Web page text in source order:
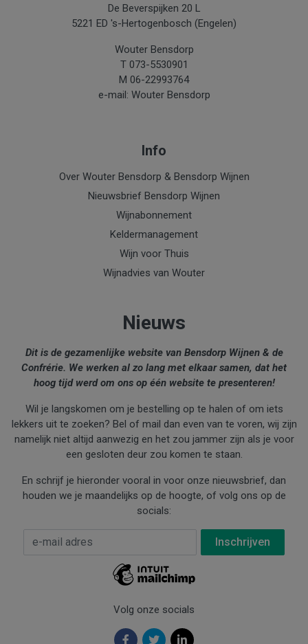
De Beverspijken 20 L
5221 ED 's-Hertogenbosch (Engelen)
Wouter Bensdorp
T 073-5530901
M 06-22993764
e-mail: Wouter Bensdorp
Info
Over Wouter Bensdorp & Bensdorp Wijnen
Nieuwsbrief Bensdorp Wijnen
Wijnabonnement
Keldermanagement
Wijn voor Thuis
Wijnadvies van Wouter
Nieuws
Dit is de gezamenlijke website van Bensdorp Wijnen & de
Confrérie. We werken al zo lang met elkaar samen, dat het
hoog tijd werd om ons op één website te presenteren!
Wil je langskomen om je bestelling op te halen of om iets
lekkers uit te zoeken? Bel of mail dan even van te voren, wij zijn
namelijk niet altijd aanwezig en het zou jammer zijn als je voor
een gesloten deur zou komen te staan.
En schrijf je hieronder vooral in voor onze nieuwsbrief, dan
houden we je maandelijks op de hoogte, of volg ons op de
socials:
E-mail Adres
Volg onze socials